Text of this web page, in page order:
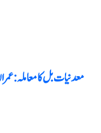
معدنیات بل کا معاملہ :